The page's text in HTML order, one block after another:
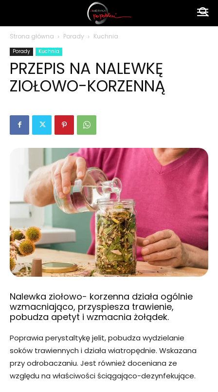
Strona główna Porady Kuchnia
Porady Kuchnia
PRZEPIS NA NALEWKĘ
ZIOŁOWO-KORZENNĄ
Nalewka ziołowo- korzenna działa ogólnie
wzmacniająco, przyspiesza trawienie,
pobudza apetyt i wzmacnia żołądek.
Poprawia perystaltykę jelit, pobudza wydzielanie
soków trawiennych i działa wiatropędnie. Wskazana
przy odrobaczaniu. Jest również doceniana ze
względu na właściwości ściągająco-dezynfekujące.